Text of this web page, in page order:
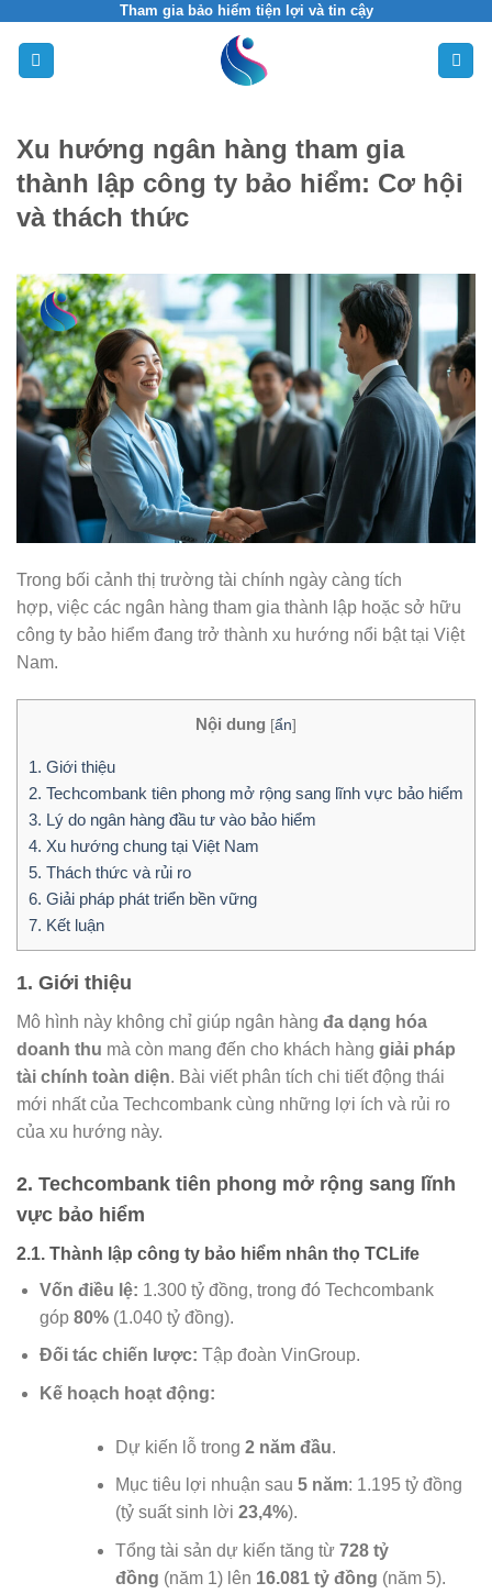
content
Tham gia bảo hiểm tiện lợi và tin cậy
Xu hướng ngân hàng tham gia
thành lập công ty bảo hiểm: Cơ hội
và thách thức
Trong bối cảnh thị trường tài chính ngày càng tích
hợp, việc các ngân hàng tham gia thành lập hoặc sở hữu
công ty bảo hiểm đang trở thành xu hướng nổi bật tại Việt
Nam.
Nội dung [ẩn]
1. Giới thiệu
2. Techcombank tiên phong mở rộng sang lĩnh vực bảo hiểm
3. Lý do ngân hàng đầu tư vào bảo hiểm
4. Xu hướng chung tại Việt Nam
5. Thách thức và rủi ro
6. Giải pháp phát triển bền vững
7. Kết luận
1. Giới thiệu
Mô hình này không chỉ giúp ngân hàng đa dạng hóa
doanh thu mà còn mang đến cho khách hàng giải pháp
tài chính toàn diện. Bài viết phân tích chi tiết động thái
mới nhất của Techcombank cùng những lợi ích và rủi ro
của xu hướng này.
2. Techcombank tiên phong mở rộng sang lĩnh
vực bảo hiểm
2.1. Thành lập công ty bảo hiểm nhân thọ TCLife
Vốn điều lệ: 1.300 tỷ đồng, trong đó Techcombank
góp 80%(1.040 tỷ đồng).
Đối tác chiến lược: Tập đoàn VinGroup.
Kế hoạch hoạt động:
Dự kiến lỗ trong 2 năm đầu.
Mục tiêu lợi nhuận sau 5 năm: 1.195 tỷ đồng
(tỷ suất sinh lời 23,4%).
Tổng tài sản dự kiến tăng từ 728 tỷ
đồng (năm 1) lên 16.081 tỷ đồng (năm 5).